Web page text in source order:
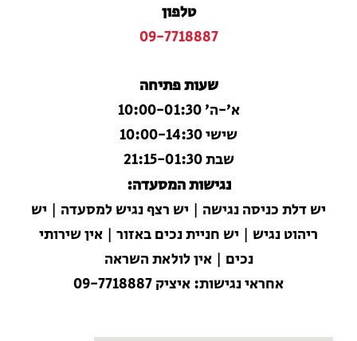
טלפון
09-7718887
שעות פתיחה
א׳-ה׳ 10:00-01:30
שישי 10:00-14:30
שבת 21:15-01:30
נגישות המסעדה:
יש דלת כניסה נגישה | יש רצף נגיש למסעדה | יש
ריהוט נגיש | יש חניית נכים באזור | אין שירותי
נכים | אין לולאת השראה
אחראי נגישות: איציק 09-7718887